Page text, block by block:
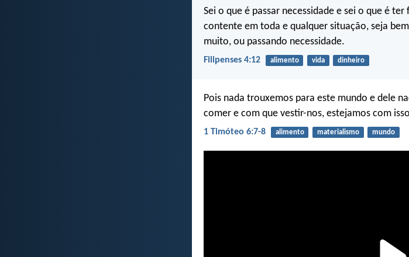
Sei o que é passar necessidade e sei o que é
contente em toda e qualquer situação, seja
muito, ou passando necessidade.
Filipenses 4:12 alimento vida dinheiro
Pois nada trouxemos para este mundo e dele
comer e com que vestir-nos, estejamos com
1 Timóteo 6:7-8 alimento materialismo mundo